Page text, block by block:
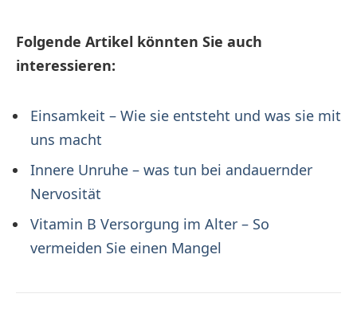
Folgende Artikel könnten Sie auch
interessieren:
Einsamkeit – Wie sie entsteht und was sie mit
uns macht
Innere Unruhe – was tun bei andauernder
Nervosität
Vitamin B Versorgung im Alter – So
vermeiden Sie einen Mangel